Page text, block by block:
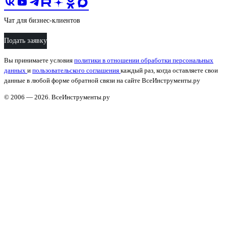
Чат для бизнес-клиентов
Подать заявку
Вы принимаете условия политики в отношении обработки персональных
данных и пользовательского соглашения каждый раз, когда оставляете свои
данные в любой форме обратной связи на сайте ВсеИнструменты.ру
© 2006 — 2026. ВсеИнструменты.ру